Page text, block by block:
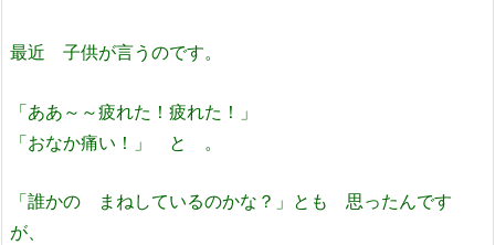
最近 子供が言うのです。
「ああ～～疲れた！疲れた！」
「おなか痛い！」 と 。
「誰かの まねしているのかな？」とも 思ったんです
が、